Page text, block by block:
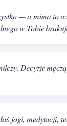
— a mimo to
w Tobie
Decyzje
jogi, medytacji,